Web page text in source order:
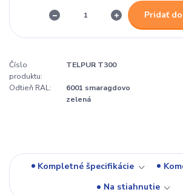
Pridať
Číslo
produktu:
TELPUR T300
Odtieň RAL:
6001 smaragdovo
zelená
Kompletné špecifikácie
Na stiahnutie